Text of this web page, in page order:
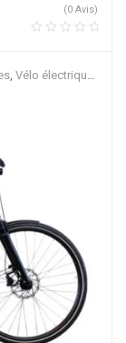
(0 Avis)
, Vélo électrique